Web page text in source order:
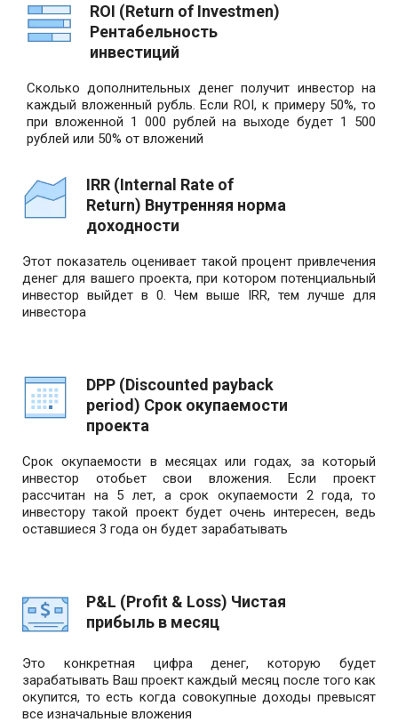
ROI (Return of Investmen)
Рентабельность
инвестиций
Сколько дополнительных денег получит инвестор на
каждый вложенный рубль. Если ROI, к примеру 50%, то
при вложенной 1 000 рублей на выходе будет 1 500
рублей или 50% от вложений
IRR (Internal Rate of
Return) Внутренняя норма
доходности
Этот показатель оценивает такой процент привлечения
денег для вашего проекта, при котором потенциальный
инвестор выйдет в 0. Чем выше IRR, тем лучше для
инвестора
DPP (Discounted payback
period) Срок окупаемости
проекта
Срок окупаемости в месяцах или годах, за который
инвестор отобьет свои вложения. Если проект
рассчитан на 5 лет, а срок окупаемости 2 года, то
инвестору такой проект будет очень интересен, ведь
оставшиеся 3 года он будет зарабатывать
P&L (Profit & Loss) Чистая
прибыль в месяц
Это конкретная цифра денег, которую будет
зарабатывать Ваш проект каждый месяц после того как
окупится, то есть когда совокупные доходы превысят
все изначальные вложения